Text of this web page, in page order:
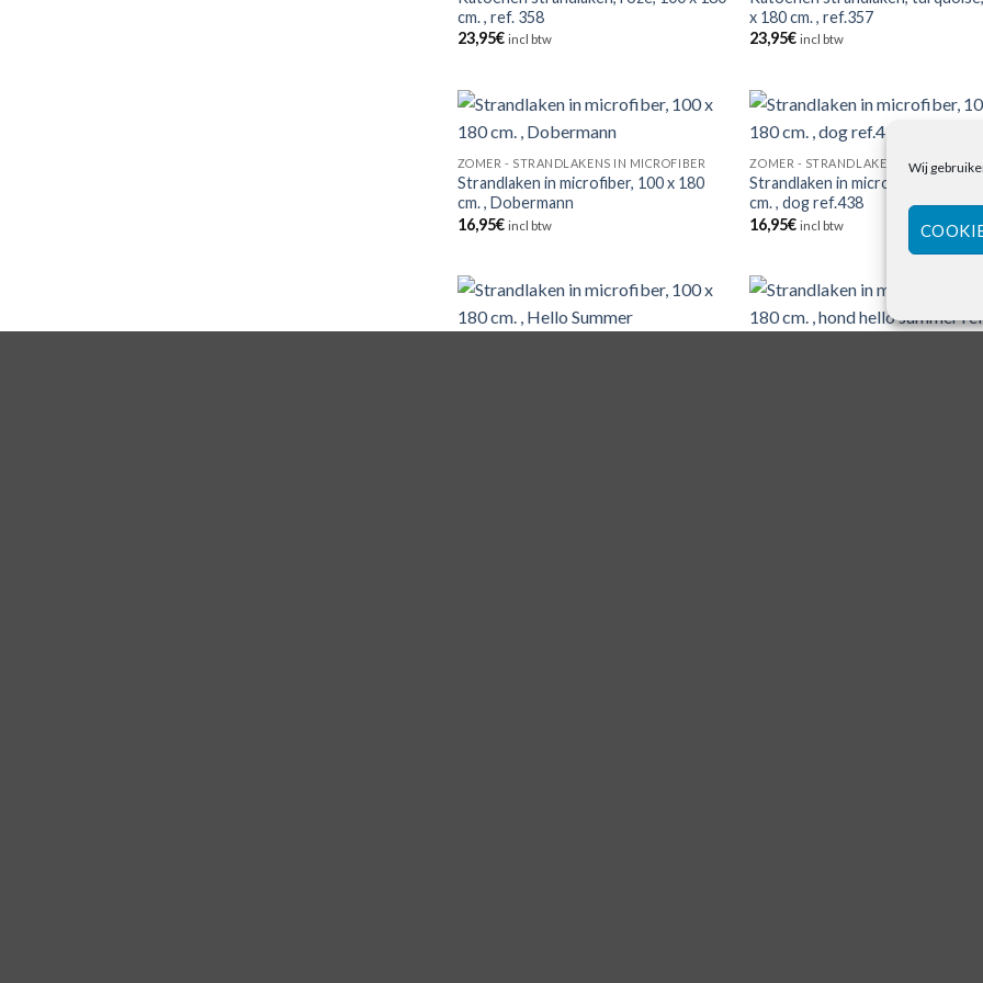
Wij
cm. , ref. 358
23,95€ incl btw
x 180 cm. , ref.357
23,95€ incl btw
ZOMER - STRANDLAKENS IN MICROFIBER
Strandlaken in microfiber, 100 x 180
cm. , Dobermann
16,95€ incl btw
ZOMER - STRANDLAKENS IN
Strandlaken in microfiber, 100 x
cm. , dog ref.438
16,95€ incl btw